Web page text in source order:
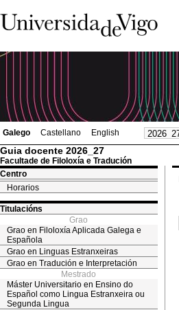
Galego Castellano English
Guia docente 2026_27
Facultade de Filoloxía e Tradución
Centro
Horarios
Titulacións
Grao
Grao en Filoloxía Aplicada Galega e
Española
Grao en Linguas Estranxeiras
Grao en Tradución e Interpretación
Mestrado
Máster Universitario en Ensino do
Español como Lingua Estranxeira ou
Segunda Lingua